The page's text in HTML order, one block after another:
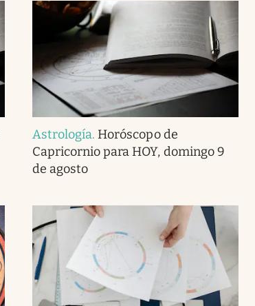
Astrología. Horóscopo de
Capricornio para HOY, domingo 9
de agosto